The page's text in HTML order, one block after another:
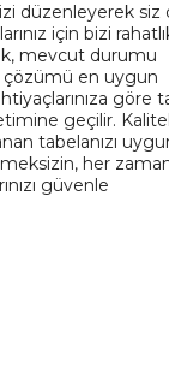
düzenleyerek siz
için bizi
mevcut durumu
çözümü en uygun
göre
geçilir.
tabelanızı
her
güvenle